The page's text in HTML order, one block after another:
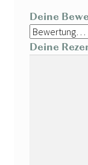
Deine
Deine